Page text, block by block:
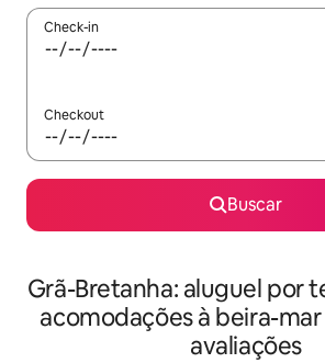
Check-in
Checkout
Buscar
Grã-Bretanha: aluguel por
acomodações à beira-
avaliações